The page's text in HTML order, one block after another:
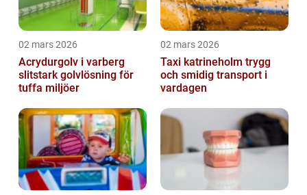
02 mars 2026
Acrydurgolv i varberg
slitstark golvlösning för
tuffa miljöer
02 mars 2026
Taxi katrineholm trygg
och smidig transport i
vardagen